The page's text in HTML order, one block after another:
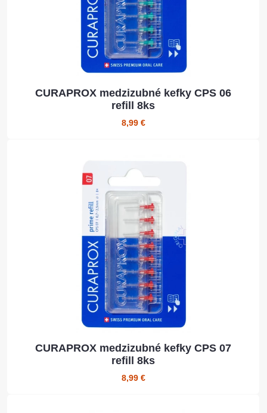
CURAPROX medzizubné kefky CPS 06
refill 8ks
8,99 €
CURAPROX medzizubné kefky CPS 07
refill 8ks
8,99 €